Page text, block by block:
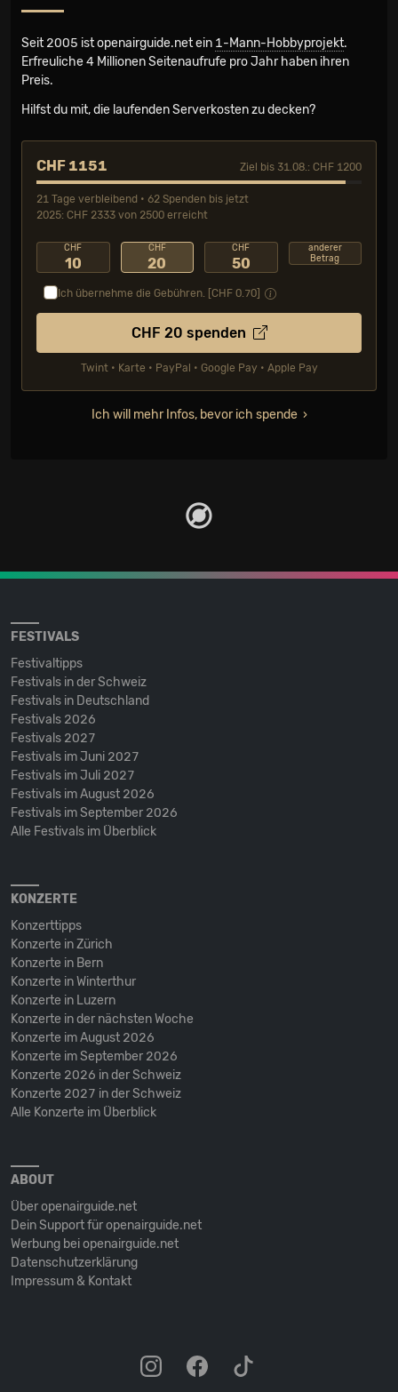
Seit 2005 ist openairguide.net ein 1-Mann-Hobbyprojekt.
Erfreuliche 4 Millionen Seiten­aufrufe pro Jahr haben ihren
Preis.
Hilfst du mit, die laufenden Serverkosten zu decken?
CHF 1151 Ziel bis 31.08.: CHF 1200
21 Tage verbleibend • 62 Spenden bis jetzt
2025: CHF 2333 von 2500 erreicht
CHF
10
CHF
20
CHF
50
anderer
Betrag
Ich übernehme die Gebühren. [CHF 0.70
CHF 20 spenden
Twint • Karte • PayPal • Google Pay • Apple Pay
Ich will mehr Infos, bevor ich spende
FESTIVALS
Festivaltipps
Festivals in der Schweiz
Festivals in Deutschland
Festivals 2026
Festivals 2027
Festivals im Juni 2027
Festivals im Juli 2027
Festivals im August 2026
Festivals im September 2026
Alle Festivals im Überblick
KONZERTE
Konzerttipps
Konzerte in Zürich
Konzerte in Bern
Konzerte in Winterthur
Konzerte in Luzern
Konzerte in der nächsten Woche
Konzerte im August 2026
Konzerte im September 2026
Konzerte 2026 in der Schweiz
Konzerte 2027 in der Schweiz
Alle Konzerte im Überblick
ABOUT
Über openairguide.net
Dein Support für openairguide.net
Werbung bei openairguide.net
Datenschutz­erklärung
Impressum & Kontakt